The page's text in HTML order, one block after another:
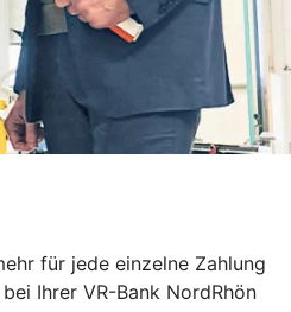
für jede einzelne Zahlung
Ihrer VR-Bank NordRhön